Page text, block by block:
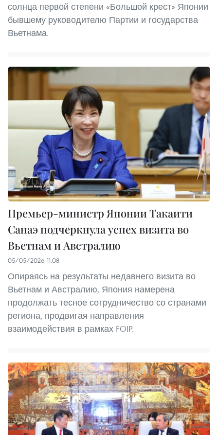
солнца первой степени «Большой крест» Японии
бывшему руководителю Партии и государства
Вьетнама.
Премьер-министр Японии Такаити
Санаэ подчеркнула успех визита во
Вьетнам и Австралию
05/05/2026 11:08
Опираясь на результаты недавнего визита во
Вьетнам и Австралию, Япония намерена
продолжать тесное сотрудничество со странами
региона, продвигая направления
взаимодействия в рамках FOIP.